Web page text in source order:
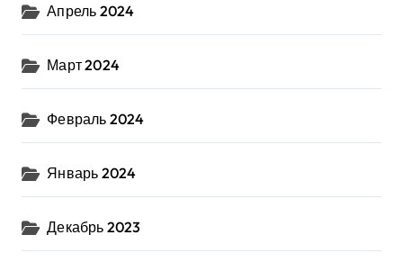
Апрель 2024
Март 2024
Февраль 2024
Январь 2024
Декабрь 2023